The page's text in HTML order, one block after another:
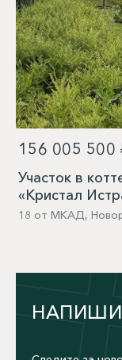
156 005 500
Участок в
«Кристал
18 от МКАД,